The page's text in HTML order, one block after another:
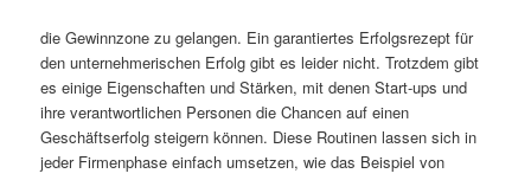
die Gewinnzone zu gelangen. Ein garantiertes Erfolgsrezept für
den unternehmerischen Erfolg gibt es leider nicht. Trotzdem gibt
es einige Eigenschaften und Stärken, mit denen Start-ups und
ihre verantwortlichen Personen die Chancen auf einen
Geschäftserfolg steigern können. Diese Routinen lassen sich in
jeder Firmenphase einfach umsetzen, wie das Beispiel von